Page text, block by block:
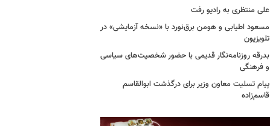
علی منتظری به رادیو رفت
مسعود اطیابی و هومن برق‌نورد با «نسخه آزمایشی» در
تلویزیون
بدرقه روزنامه‌نگار قدیمی با حضور شخصیت‌های سیاسی
و فرهنگی
پیام تسلیت معاون وزیر برای درگذشت ابوالقاسم
قاسم‌زاده